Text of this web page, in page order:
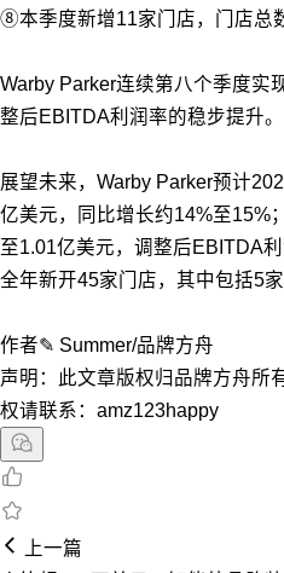
⑧本季度新增11家门店，门店总
Warby Parker连续第八个季度实
整后EBITDA利润率的稳步提升。
展望未来，Warby Parker预计
亿美元，同比增长约14%至15%
至1.01亿美元，调整后EBITDA
全年新开45家门店，其中包括5
作者✎ Summer/品牌方舟
声明：此文章版权归品牌方舟所
权请联系：amz123happy
上一篇